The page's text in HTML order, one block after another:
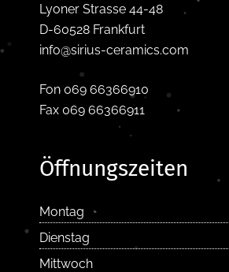
Lyoner Strasse 44-48
D-60528 Frankfurt
info@sirius-ceramics.com
Fon 069 66366910
Fax 069 66366911
Öffnungszeiten
Montag
Dienstag
Mittwoch